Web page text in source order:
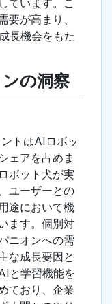
ています。こ
要が高まり、
長機会をもた
の洞察
トはAIロボッ
ェアを占めま
ボット犬が実
ユーザーとの
途において機
ます。個別対
ニオンへの需
な成長要因と
と学習機能を
ており、企業